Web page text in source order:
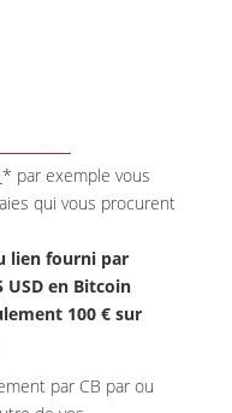
* par exemple vous
qui vous procurent
lien fourni par
USD en Bitcoin
100 € sur
par CB par ou